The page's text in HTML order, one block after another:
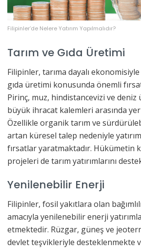
Filipinler’de Nelere Yatırım Yapılmalıdır?
Tarım ve Gıda Üretimi
Filipinler, tarıma dayalı
gıda üretimi konusunda önemli
Pirinç, muz, hindistancevizi ve
büyük ihracat kalemleri arasında
Özellikle organik tarım ve
artan küresel talep nedeniyle
fırsatlar yaratmaktadır. Hükümetin
projeleri de tarım yatırımlarını
Yenilenebilir Enerji
Filipinler, fosil yakıtlara olan
amacıyla yenilenebilir enerji
etmektedir. Rüzgar, güneş ve
devlet teşvikleriyle desteklenmekte